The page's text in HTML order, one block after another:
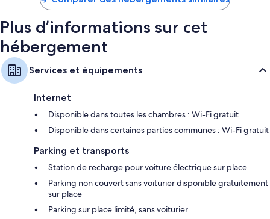
Plus d’informations sur cet
hébergement
Services et équipements
Internet
Disponible dans toutes les chambres : Wi-Fi gratuit
Disponible dans certaines parties communes : Wi-Fi gratuit
Parking et transports
Station de recharge pour voiture électrique sur place
Parking non couvert sans voiturier disponible gratuitement
sur place
Parking sur place limité, sans voiturier